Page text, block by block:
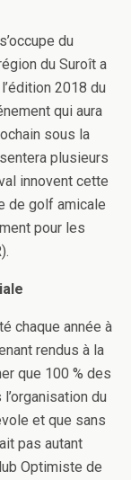
du
du Suroît a
2018 du
qui aura
sous la
plusieurs
innovent cette
de golf amicale
pour les
chaque année à
rendus à la
que 100 % des
du
et que sans
pas autant
Optimiste de